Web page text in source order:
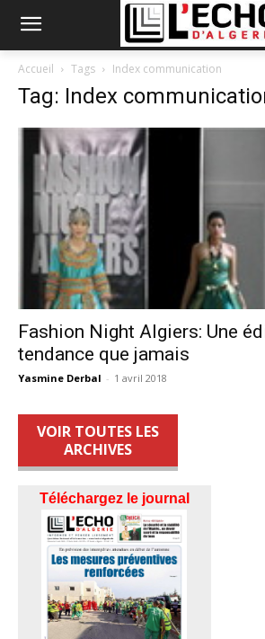
Accueil Tags Index communication
Tag: Index
Fashion Night Algiers: Une
tendance que jamais
Yasmine Derbal - 1 avril 2018
VOIR TOUTES LES
ARCHIVES